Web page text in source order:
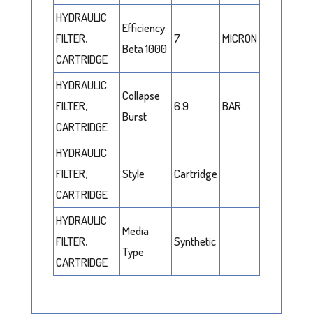
HYDRAULIC
FILTER,
CARTRIDGE
Efficiency
Beta 1000
7 MICRON
HYDRAULIC
FILTER,
CARTRIDGE
Collapse
Burst
6.9 BAR
HYDRAULIC
FILTER,
CARTRIDGE
Style Cartridge
HYDRAULIC
FILTER,
CARTRIDGE
Media
Type
Synthetic